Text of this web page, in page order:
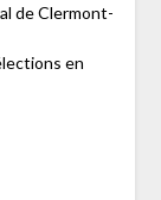
de Clermont-
en